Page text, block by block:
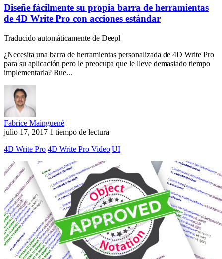
Diseñe fácilmente su propia barra de herramientas
de 4D Write Pro con acciones estándar
Traducido automáticamente de Deepl
¿Necesita una barra de herramientas personalizada de 4D Write Pro
para su aplicación pero le preocupa que le lleve demasiado tiempo
implementarla? Bue...
Fabrice Mainguené
julio 17, 2017 1 tiempo de lectura
4D Write Pro 4D Write Pro Video UI